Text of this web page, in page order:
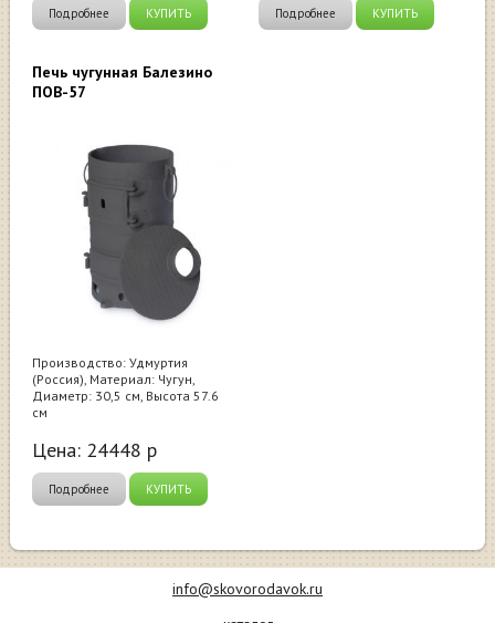
Подробнее КУПИТЬ Подробнее КУПИТЬ
Печь чугунная Балезино
ПОВ-57
Производство: Удмуртия
(Россия), Материал: Чугун,
Диаметр: 30,5 см, Высота 57.6
см
Цена: 24448 р
Подробнее КУПИТЬ
info@skovorodavok.ru